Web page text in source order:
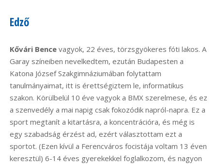
Edző
Kővári Bence vagyok, 22 éves, törzsgyökeres fóti lakos. A
Garay színeiben nevelkedtem, ezután Budapesten a
Katona József Szakgimnáziumában folytattam
tanulmányaimat, itt is érettségiztem le, informatikus
szakon. Körülbelül 10 éve vagyok a BMX szerelmese, és ez
a szenvedély a mai napig csak fokozódik napról-napra. Ez a
sport megtanít a kitartásra, a koncentrációra, és még is
egy szabadság érzést ad, ezért választottam ezt a
sportot. (Ezen kívül a Ferencváros focistája voltam 13 éven
keresztül) 6-14 éves gyerekekkel foglalkozom, és nagyon